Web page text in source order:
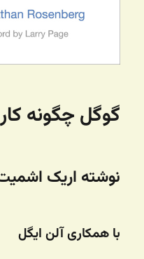
گوگل چگونه
نوشته اریک
با همکاری آلن ایگل